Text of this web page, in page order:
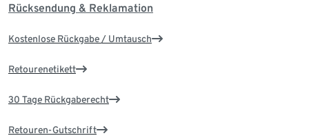
Rücksendung & Reklamation
Kostenlose Rückgabe / Umtausch
Retourenetikett
30 Tage Rückgaberecht
Retouren-Gutschrift